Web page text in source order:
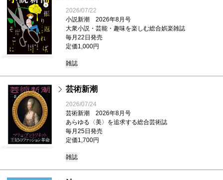
2026/07/22
小説新潮 2026年8月号
大衆小説・芸能・趣味を楽しむ総合娯楽雑誌
毎月22日発売
定価1,000円
雑誌
芸術新潮
2026/07/24
芸術新潮 2026年8月号
あらゆる〈美〉を追求する総合芸術誌
毎月25日発売
定価1,700円
雑誌